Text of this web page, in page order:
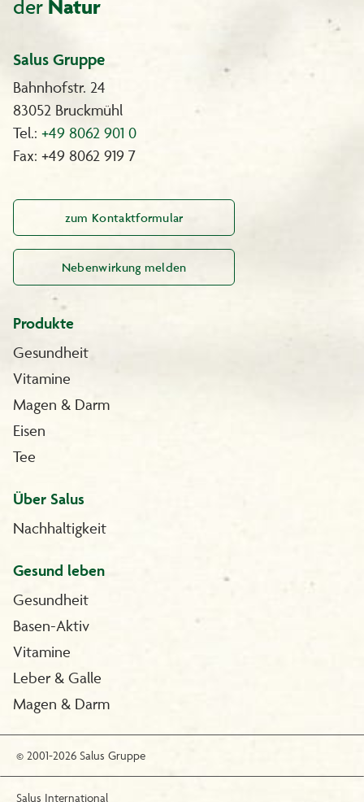
der Natur
Salus Gruppe
Bahnhofstr. 24
83052 Bruckmühl
Tel.: +49 8062 901 0
Fax: +49 8062 919 7
zum Kontaktformular
Nebenwirkung melden
Produkte
Gesundheit
Vitamine
Magen & Darm
Eisen
Tee
Über Salus
Nachhaltigkeit
Gesund leben
Gesundheit
Basen-Aktiv
Vitamine
Leber & Galle
Magen & Darm
© 2001-2026 Salus Gruppe
Salus International